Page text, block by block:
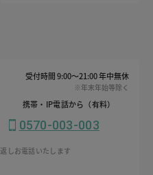
受付時間 9:00～21:00 年中無休
※年末年始等除く
携帯・IP電話から（有料）
0570-003-003
しお電話いたします